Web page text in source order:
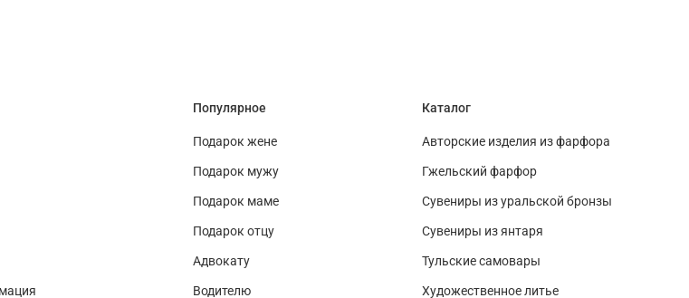
Популярное
Подарок жене
Подарок мужу
Подарок маме
Подарок отцу
Адвокату
Водителю
Каталог
Авторские изделия из фарфора
Гжельский фарфор
Сувениры из уральской бронзы
Сувениры из янтаря
Тульские самовары
Художественное литье